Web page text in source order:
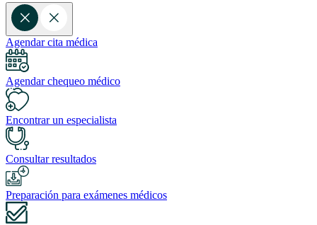
Agendar cita médica
Agendar chequeo médico
Encontrar un especialista
Consultar resultados
Preparación para exámenes médicos